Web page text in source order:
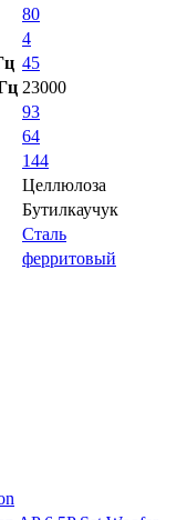
80
4
45
23000
93
64
144
Целлюлоза
Бутилкаучук
Сталь
ферритовый